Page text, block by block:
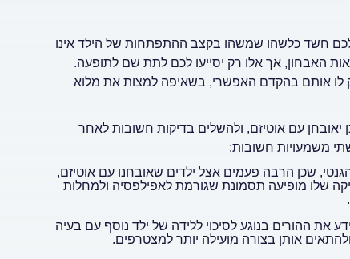
חשד כלשהו שמשהו בקצב ההתפתחות של הילד אינו
האבחון, אך אלו רק יסייעו לכם לתת שם לתופעה.
לו אותם בהקדם האפשרי, בשאיפה למצות את מלוא
יאובחן עם אוטיזם, ולהשלים בדיקות חשובות לאחר
שכן הרבה פעמים אצל ילדים שאובחנו עם אוטיזם,
שלו מופיעה תסמונת שגורמת לאפילפסיה ולמחלות
את ההורים בנוגע לסיכוי ללידה של ילד נוסף עם בעיה
אותן בצורה מועילה יותר למצטרפים.